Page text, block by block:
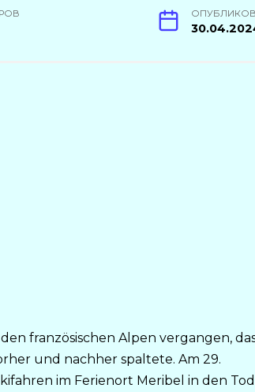
französischen Alpen vergangen,
und nachher spaltete. Am 29.
im Ferienort Meribel in den Tod